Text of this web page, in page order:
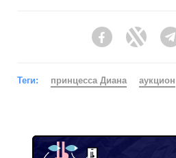
FacebookTwitter
Теги: принцесса Диана аукцион